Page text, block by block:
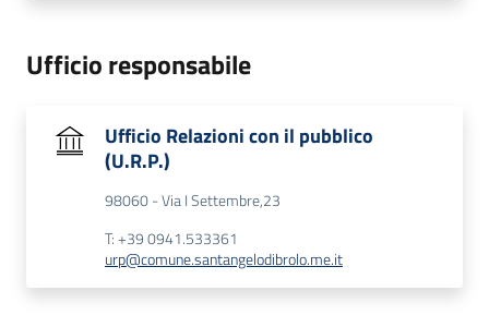
Ufficio responsabile
Ufficio Relazioni con il pubblico
(U.R.P.)
98060 - Via I Settembre,23
T: +39 0941.533361
urp@comune.santangelodibrolo.me.it